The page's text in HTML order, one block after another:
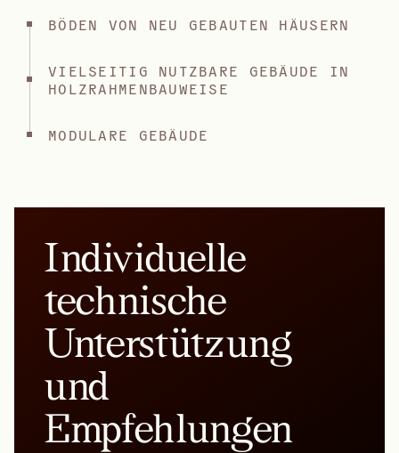
BÖDEN VON NEU GEBAUTEN HÄUSERN
VIELSEITIG NUTZBARE GEBÄUDE IN
HOLZRAHMENBAUWEISE
MODULARE GEBÄUDE
Individuelle
technische
Unterstützung
und
Empfehlungen